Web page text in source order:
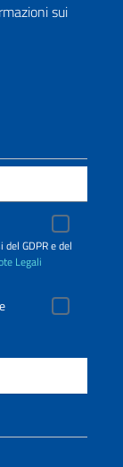
sui
GDPR e del
Legali